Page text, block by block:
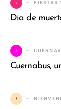
1 FIESTAS
Dia de
2
Cuernabus,
3